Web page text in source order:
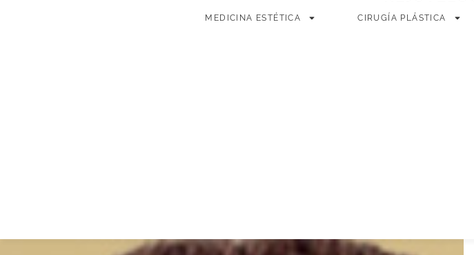
MEDICINA ESTÉTICA CIRUGÍA PLÁSTICA